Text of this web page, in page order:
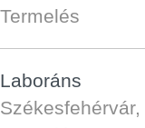
Termelés
Laboráns